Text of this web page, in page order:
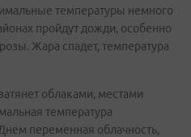
температуры немного
пройдут дожди, особенно
Жара спадет, температура
облаками, местами
температура
переменная облачность,